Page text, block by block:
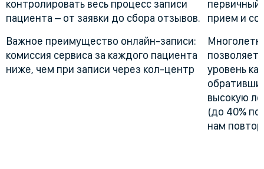
контролировать весь процесс записи
пациента – от заявки до сбора отзывов.
Важное преимущество онлайн-записи:
комиссия сервиса за каждого пациента
ниже, чем при записи через кол-центр
первичный
прием и
позволяет
уровень
высокую
(до 40%
нам